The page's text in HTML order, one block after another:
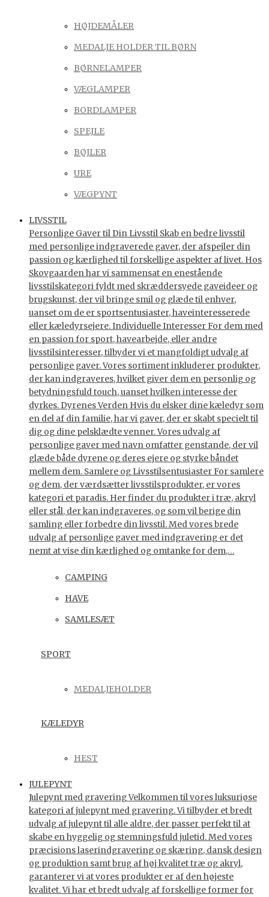
HØJDEMÅLER
MEDALJE HOLDER TIL BØRN
BØRNELAMPER
VÆGLAMPER
BORDLAMPER
SPEJLE
BØJLER
URE
VÆGPYNT
LIVSSTIL
Personlige Gaver til Din Livsstil Skab en bedre livsstil
med personlige indgraverede gaver, der afspejler din
passion og kærlighed til forskellige aspekter af livet. Hos
Skovgaarden har vi sammensat en enestående
livsstilskategori fyldt med skræddersyede gaveideer og
brugskunst, der vil bringe smil og glæde til enhver,
uanset om de er sportsentusiaster, haveinteresserede
eller kæledyrsejere. Individuelle Interesser For dem med
en passion for sport, havearbejde, eller andre
livsstilsinteresser, tilbyder vi et mangfoldigt udvalg af
personlige gaver. Vores sortiment inkluderer produkter,
der kan indgraveres, hvilket giver dem en personlig og
betydningsfuld touch, uanset hvilken interesse der
dyrkes. Dyrenes Verden Hvis du elsker dine kæledyr som
en del af din familie, har vi gaver, der er skabt specielt til
dig og dine pelsklædte venner. Vores udvalg af
personlige gaver med navn omfatter genstande, der vil
glæde både dyrene og deres ejere og styrke båndet
mellem dem. Samlere og Livsstilsentusiaster For samlere
og dem, der værdsætter livsstilsprodukter, er vores
kategori et paradis. Her finder du produkter i træ, akryl
eller stål, der kan indgraveres, og som vil berige din
samling eller forbedre din livsstil. Med vores brede
udvalg af personlige gaver med indgravering er det
nemt at vise din kærlighed og omtanke for dem,…
CAMPING
HAVE
SAMLESÆT
SPORT
MEDALJEHOLDER
KÆLEDYR
HEST
JULEPYNT
Julepynt med gravering Velkommen til vores luksuriøse
kategori af julepynt med gravering. Vi tilbyder et bredt
udvalg af julepynt til alle aldre, der passer perfekt til at
skabe en hyggelig og stemningsfuld juletid. Med vores
præcisions laserindgravering og skæring, dansk design
og produktion samt brug af høj kvalitet træ og akryl,
garanterer vi at vores produkter er af den højeste
kvalitet. Vi har et bredt udvalg af forskellige former for